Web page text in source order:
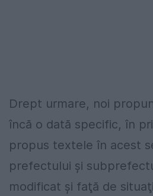
Drept urmare, noi
încă o dată specific, în
propus textele în acest
prefectului şi
modificat şi faţă de